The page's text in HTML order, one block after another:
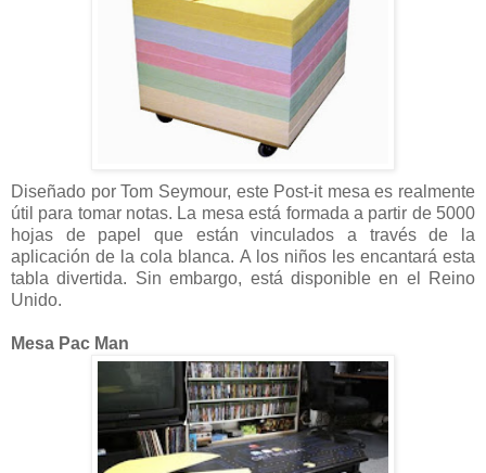
Diseñado por Tom Seymour, este Post-it mesa es realmente
útil para tomar notas. La mesa está formada a partir de 5000
hojas de papel que están vinculados a través de la
aplicación de la cola blanca. A los niños les encantará esta
tabla divertida. Sin embargo, está disponible en el Reino
Unido.
Mesa Pac Man